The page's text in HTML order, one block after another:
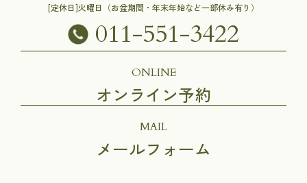
[定休日]火曜日（お盆期間・年末年始など一部休み有り）
011-551-3422
ONLINE
オンライン予約
MAIL
メールフォーム